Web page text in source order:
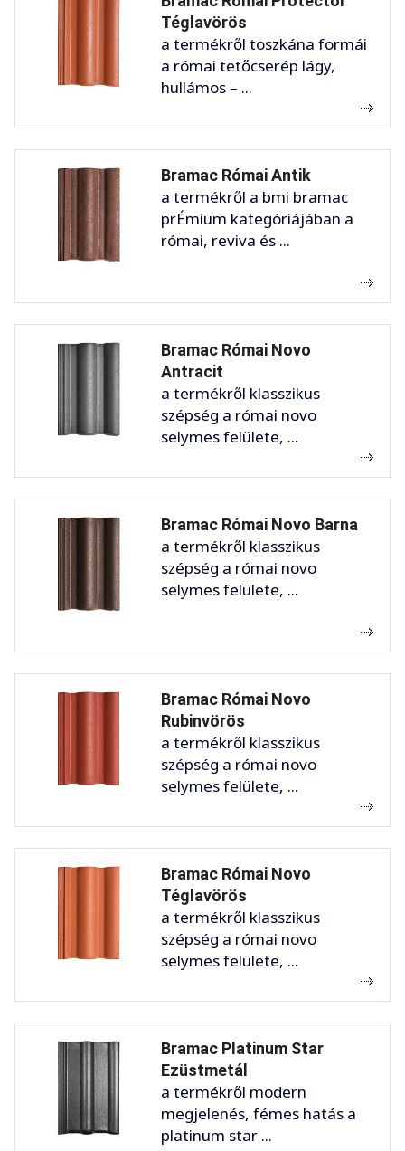
Téglavörös
a termékről toszkána formái
a római tetőcserép lágy,
hullámos – ...
Bramac Római Antik
a termékről a bmi bramac
prÉmium kategóriájában a
római, reviva és ...
Bramac Római Novo
Antracit
a termékről klasszikus
szépség a római novo
selymes felülete, ...
Bramac Római Novo Barna
a termékről klasszikus
szépség a római novo
selymes felülete, ...
Bramac Római Novo
Rubinvörös
a termékről klasszikus
szépség a római novo
selymes felülete, ...
Bramac Római Novo
Téglavörös
a termékről klasszikus
szépség a római novo
selymes felülete, ...
Bramac Platinum Star
Ezüstmetál
a termékről modern
megjelenés, fémes hatás a
platinum star ...